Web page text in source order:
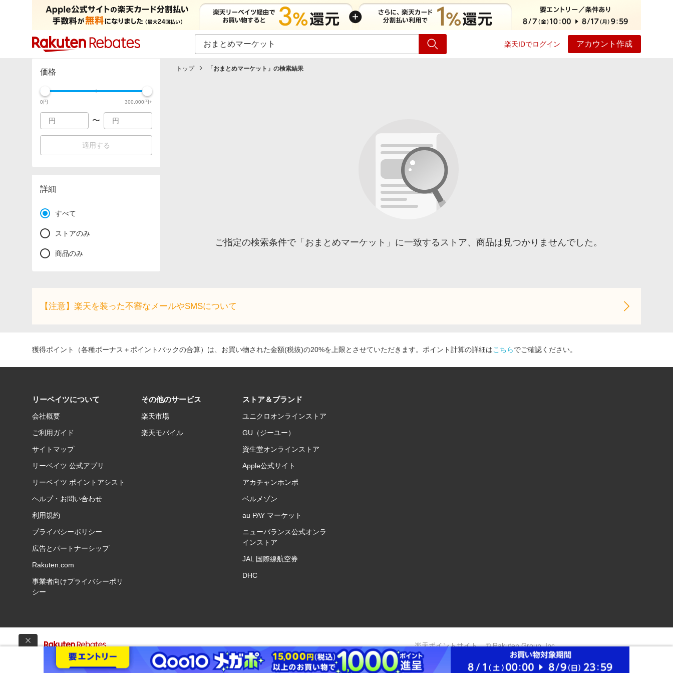
楽天IDでログイン アカウント作成
カテゴリー一覧 イベント一覧 ショッピング
価格
0円 300,000円+
〜
適用する
詳細
すべて
ストアのみ
商品のみ
トップ 「 おまとめマーケット 」の検索結果
ご指定の検索条件で「おまとめマーケット」に一致するストア、商品は見つかりませんでした。
【注意】楽天を装った不審なメールやSMSについて
獲得ポイント（各種ボーナス＋ポイントバックの合算）は、お買い物された金額(税抜)の20%を上限とさせていただきます。ポイント計算の詳細はこちらでご確認ください。
リーベイツについて
会社概要
ご利用ガイド
サイトマップ
リーベイツ 公式アプリ
リーベイツ ポイントアシスト
ヘルプ・お問い合わせ
利用規約
プライバシーポリシー
広告とパートナーシップ
Rakuten.com
事業者向けプライバシーポリ
シー
その他のサービス
楽天市場
楽天モバイル
ストア＆ブランド
ユニクロオンラインストア
GU（ジーユー）
資生堂オンラインストア
Apple公式サイト
アカチャンホンポ
ベルメゾン
au PAY マーケット
ニューバランス公式オンラ
インストア
JAL 国際線航空券
DHC
楽天ポイントサイト © Rakuten Group, Inc.